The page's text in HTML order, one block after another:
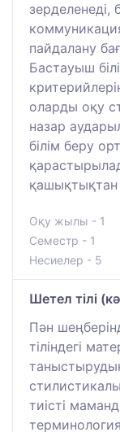
зерделенеді,
пайдалану
Бастауыш
оларды оқу
назар
білім беру
қашықтықтан
Оқу жылы - 1
Семестр - 1
Несиелер - 5
Шетел тілі
Пән
тіліндегі
тиісті